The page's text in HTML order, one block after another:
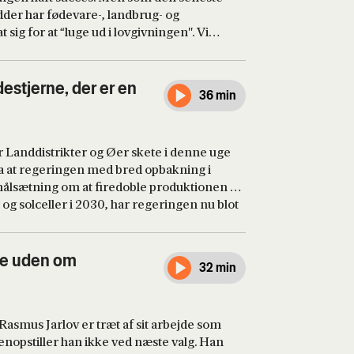
Steffen Larsen, kan vi leve med
har fødevare-, landbrug- og
sig for at “luge ud i lovgivningen". Vi
tidsfristen for indfrielsen af
den grønne trepartsminister, Jeppe
radiovært Lars Trier Mogensen, der
Værter: Sofie Frøkjær og
der er en 36 min
Landdistrikter og Øer skete i denne uge
regeringen med bred opbakning i
om at firedoble produktionen af
solceller i 2030, har regeringen nu blot
som bringer os forbi
i Provianthuset, Klimaministeriets
uden om 32 min
Jarlov er træt af sit arbejde som
han ikke ved næste valg. Han